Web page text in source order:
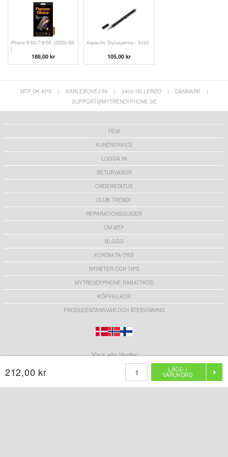
iPhone 6/6S/7/8/SE (2020)/SE
(
188,00 kr
Kapacitiv Styluspenna - Svart
105,00 kr
212,00 kr
MTP DK APS | KARLEBOVEJ 59 | 3400 HILLERØD | DANMARK
|
SUPPORT@MYTRENDYPHONE.SE
HEM
KUNDSERVICE
LOGGA IN
RETURVAROR
ORDERSTATUS
CLUB TRENDY
REPARATIONSGUIDER
OM MTP
BLOGG
KONTAKTA OSS
NYHETER OCH TIPS
MYTRENDYPHONE RABATTKOD
KÖPVILLKOR
PRODUCENTANSVAR OCH ÅTERVINNING
Visa alla länder